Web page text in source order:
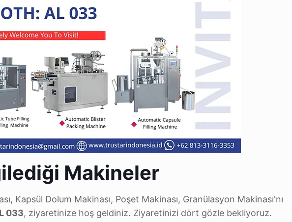
Makineler
Kapsül Dolum Makinası, Poşet Makinası, Granülasyon Makinası'nı
033, ziyaretinize hoş geldiniz. Ziyaretinizi dört gözle bekliyoruz.